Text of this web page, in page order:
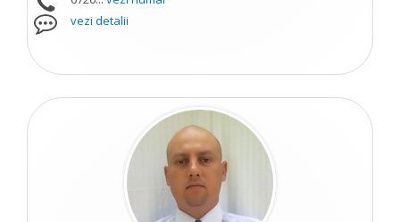
vezi detalii